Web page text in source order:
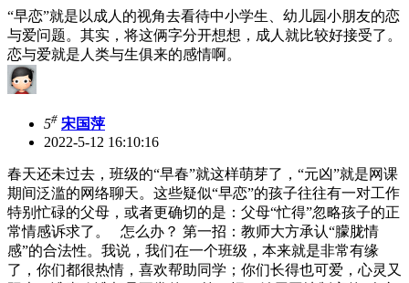
“早恋”就是以成人的视角去看待中小学生、幼儿园小朋友的恋
与爱问题。其实，将这俩字分开想想，成人就比较好接受了。
恋与爱就是人类与生俱来的感情啊。
5# 宋国萍
2022-5-12 16:10:16
春天还未过去，班级的“早春”就这样萌芽了，“元凶”就是网课
期间泛滥的网络聊天。这些疑似“早恋”的孩子往往有一对工作
特别忙碌的父母，或者更确切的是：父母“忙得”忽略孩子的正
常情感诉求了。 怎么办？ 第一招：教师大方承认“朦胧情
感”的合法性。我说，我们在一个班级，本来就是非常有缘
了，你们都很热情，喜欢帮助同学；你们长得也可爱，心灵又